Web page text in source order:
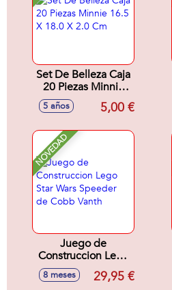
Set De Belleza Caja
20 Piezas Minnie
16.5 X 18.0 X 2.0
5 años 5,00 €
NOVEDAD
Juego de
Construccion Lego
Star Wars Speeder
de Cobb Vanth
8 meses 29,95 €